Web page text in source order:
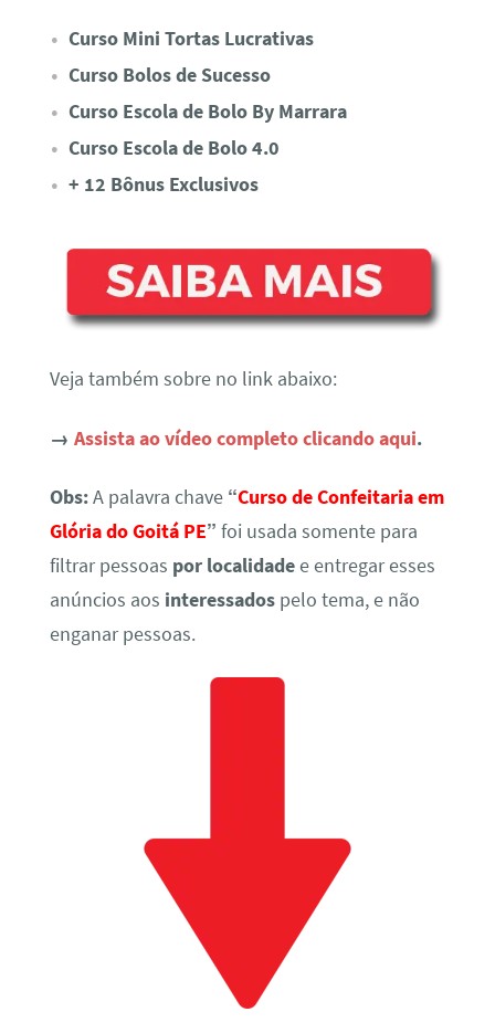
Curso Mini Tortas Lucrativas
Curso Bolos de Sucesso
Curso Escola de Bolo By Marrara
Curso Escola de Bolo 4.0
+ 12 Bônus Exclusivos
Veja também sobre no link abaixo:
→ Assista ao vídeo completo clicando aqui.
Obs:A palavra chave “Curso de Confeitaria em
Glória do Goitá PE” foi usada somente para
filtrar pessoas por localidadee entregar esses
anúncios aos interessadospelo tema, e não
enganar pessoas.